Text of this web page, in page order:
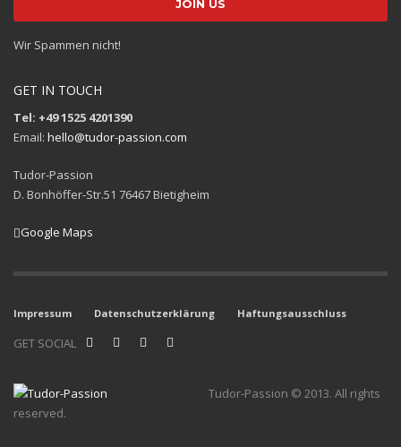
Wir Spammen nicht!
GET IN TOUCH
Tel: +49 1525 4201390
Email: hello@tudor-passion.com
Tudor-Passion
D. Bonhöffer-Str.51 76467 Bietigheim
Google Maps
Impressum Datenschutzerklärung Haftungsausschluss
GET SOCIAL
Tudor-Passion © 2013. All rights
reserved.